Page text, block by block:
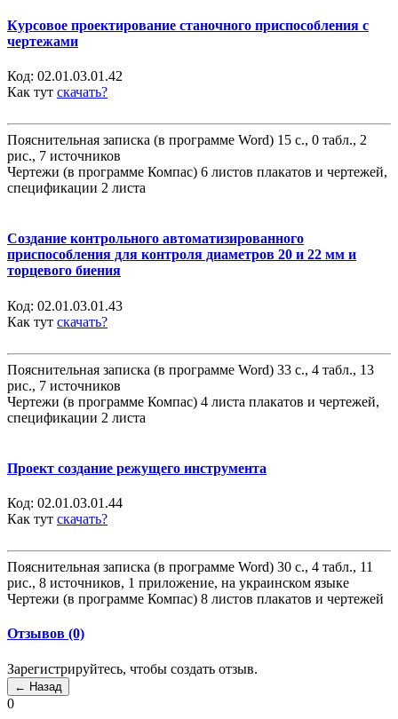
Курсовое проектирование станочного приспособления с
чертежами
Код: 02.01.03.01.42
Как тут скачать?
Пояснительная записка (в программе Word) 15 с., 0 табл., 2
рис., 7 источников
Чертежи (в программе Компас) 6 листов плакатов и чертежей,
спецификации 2 листа
Создание контрольного автоматизированного
приспособления для контроля диаметров 20 и 22 мм и
торцевого биения
Код: 02.01.03.01.43
Как тут скачать?
Пояснительная записка (в программе Word) 33 с., 4 табл., 13
рис., 7 источников
Чертежи (в программе Компас) 4 листа плакатов и чертежей,
спецификации 2 листа
Проект создание режущего инструмента
Код: 02.01.03.01.44
Как тут скачать?
Пояснительная записка (в программе Word) 30 с., 4 табл., 11
рис., 8 источников, 1 приложение, на украинском языке
Чертежи (в программе Компас) 8 листов плакатов и чертежей
Отзывов (0)
Зарегистрируйтесь, чтобы создать отзыв.
0